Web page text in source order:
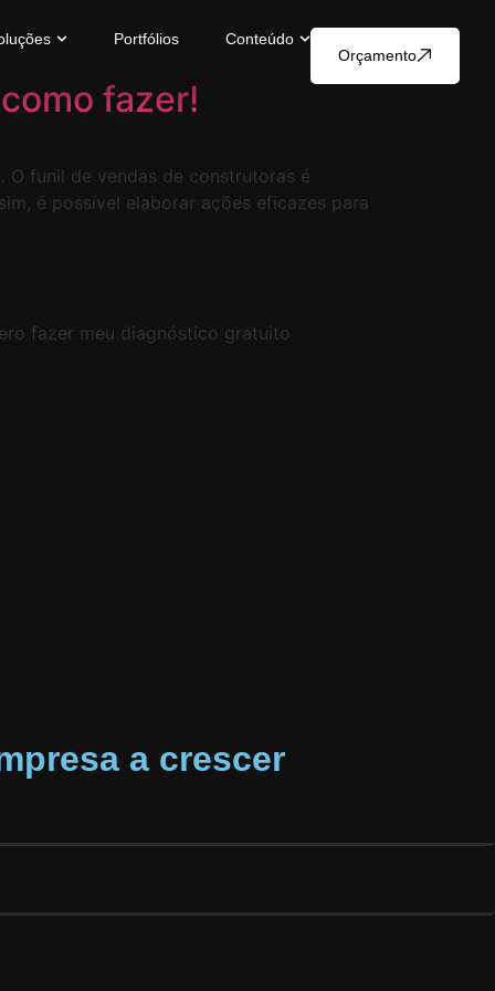
Portfólios
Conteúdo
Orçamento
fazer!
funil de vendas de construtoras é
é possível elaborar ações eficazes para
fazer meu diagnóstico gratuito
a crescer